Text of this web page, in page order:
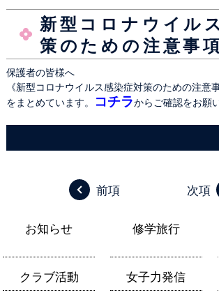
新型コロナウイル
策のための注意事項
保護者の皆様へ
《新型コロナウイルス感染症対策のための注意事
をまとめています。
コチラからご確認をお願
前項 次項
お知らせ 修学旅行
クラブ活動 女子力発信